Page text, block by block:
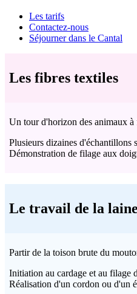
Les tarifs
Contactez-nous
Séjourner dans le Cantal
Les fibres textiles
Un tour d'horizon des animaux à
Plusieurs dizaines d'échantillons
Démonstration de filage aux
Le travail de la laine
Partir de la toison brute du
Initiation au cardage et au filage
Réalisation d'un cordon ou d'un